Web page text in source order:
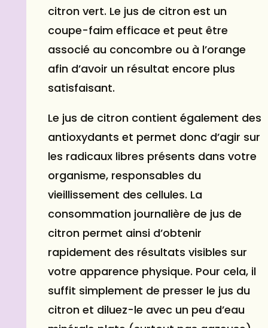
citron vert. Le jus de citron est un
coupe-faim efficace et peut être
associé au concombre ou à l’orange
afin d’avoir un résultat encore plus
satisfaisant.
Le jus de citron contient également des
antioxydants et permet donc d’agir sur
les radicaux libres présents dans votre
organisme, responsables du
vieillissement des cellules. La
consommation journalière de jus de
citron permet ainsi d’obtenir
rapidement des résultats visibles sur
votre apparence physique. Pour cela, il
suffit simplement de presser le jus du
citron et diluez-le avec un peu d’eau